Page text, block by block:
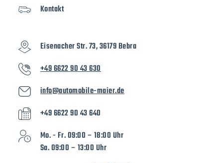
Kontakt
Eisenacher Str. 73, 36179 Bebra
+49 6622 90 43 630
info@automobile-maier.de
+49 6622 90 43 640
Mo. - Fr. 09:00 – 18:00 Uhr
Sa. 09:00 – 13:00 Uhr